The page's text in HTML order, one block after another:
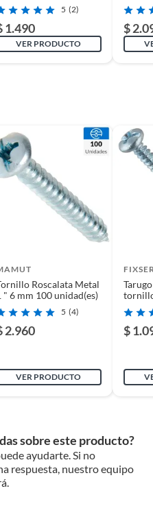
5 (2)
1.490
VER PRODUCTO
$
Roscalata Metal
" 6 mm 100 unidad(es)
5 (4)
2.960
VER PRODUCTO
$
sobre este producto?
ayudarte. Si no
respuesta, nuestro equipo